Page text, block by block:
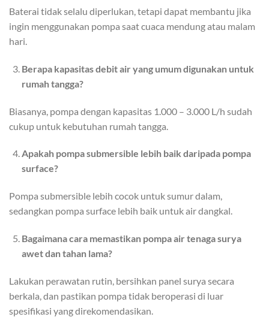
Baterai tidak selalu diperlukan, tetapi dapat membantu jika
ingin menggunakan pompa saat cuaca mendung atau malam
hari.
Berapa kapasitas debit air yang umum digunakan untuk
rumah tangga?
Biasanya, pompa dengan kapasitas 1.000 – 3.000 L/h sudah
cukup untuk kebutuhan rumah tangga.
Apakah pompa submersible lebih baik daripada pompa
surface?
Pompa submersible lebih cocok untuk sumur dalam,
sedangkan pompa surface lebih baik untuk air dangkal.
Bagaimana cara memastikan pompa air tenaga surya
awet dan tahan lama?
Lakukan perawatan rutin, bersihkan panel surya secara
berkala, dan pastikan pompa tidak beroperasi di luar
spesifikasi yang direkomendasikan.